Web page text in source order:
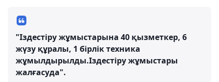
"Іздестіру жұмыстарына 40 қызметкер, 6
жүзу құралы, 1 бірлік техника
жұмылдырылды.Іздестіру жұмыстары
жалғасуда".